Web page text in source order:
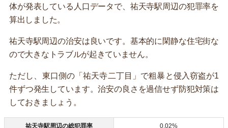
体が発表している人口データで、祐天寺駅周辺の犯罪率を
算出しました。
祐天寺駅周辺の治安は良いです。基本的に閑静な住宅街な
ので大きなトラブルが起きていません。
ただし、東口側の「祐天寺二丁目」で粗暴と侵入窃盗が1
件ずつ発生しています。治安の良さを過信せず防犯対策は
しておきましょう。
祐天寺駅周辺の総犯罪率 0.02%